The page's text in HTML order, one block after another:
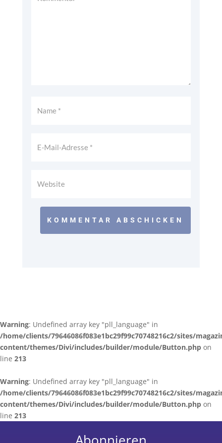
KOMMENTAR ABSCHICKEN
Warning: Undefined array key "pll_language" in
/home/clients/79646086f083e1bc29f99c70748216c2/sites/
content/themes/Divi/includes/builder/module/Button.php on
line 213
Warning: Undefined array key "pll_language" in
/home/clients/79646086f083e1bc29f99c70748216c2/sites/
content/themes/Divi/includes/builder/module/Button.php on
line 213